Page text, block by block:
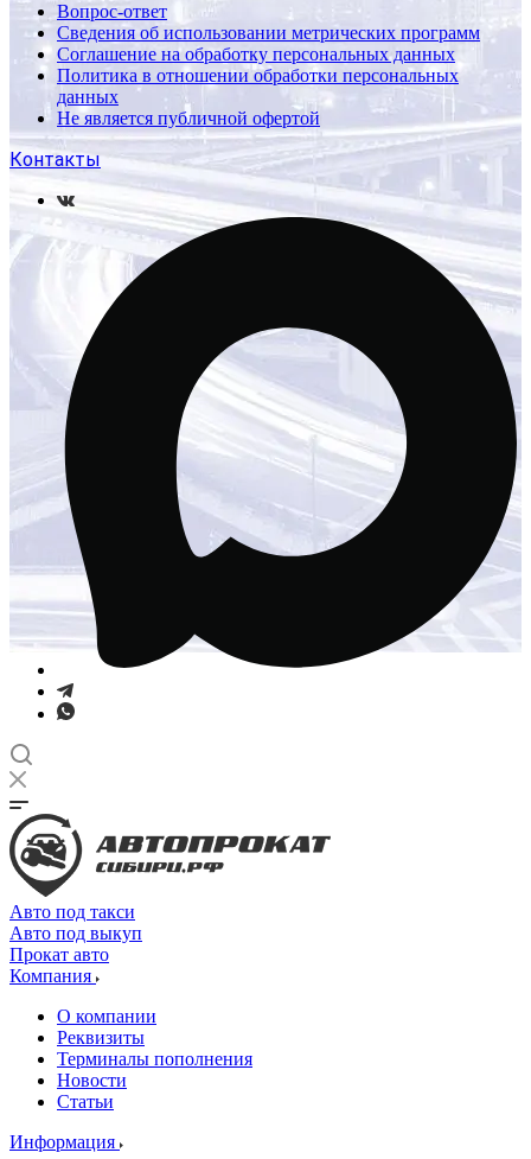
Вопрос-ответ
Сведения об использовании метрических программ
Соглашение на обработку персональных данных
Политика в отношении обработки персональных
данных
Не является публичной офертой
Контакты
Авто под такси
Авто под выкуп
Прокат авто
Компания
О компании
Реквизиты
Терминалы пополнения
Новости
Статьи
Информация